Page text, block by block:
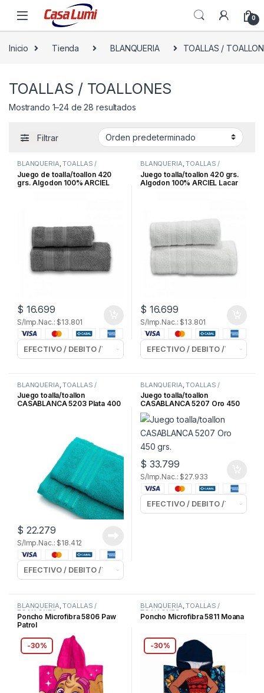
0
Inicio Tienda BLANQUERIA TOALLAS /
TOALLAS / TOALLONES
Mostrando 1–24 de 28 resultados
Filtrar
BLANQUERIA,TOALLAS /
TOALLONES
Juego de toalla/toallon 420
grs. Algodon 100% ARCIEL
$ 16.699
S/Imp.Nac.: $13.801
BLANQUERIA,TOALLAS /
TOALLONES
Juego toalla/toallon 420 grs.
Algodon 100% ARCIEL Lacar
$ 16.699
S/Imp.Nac.: $13.801
BLANQUERIA ,TOALLAS /
TOALLONES
Juego toalla/toallon
CASABLANCA 5203 Plata 400
$ 22.279
S/Imp.Nac.: $18.412
BLANQUERIA ,TOALLAS /
TOALLONES
Juego toalla/toallon
CASABLANCA 5207 Oro 450
grs.
$ 33.799
S/Imp.Nac.: $27.933
BLANQUERIA,TOALLAS /
TOALLONES
Poncho Microfibra 5806 Paw
Patrol
-30%
BLANQUERIA,TOALLAS /
TOALLONES
Poncho Microfibra 5811 Moana
-30%